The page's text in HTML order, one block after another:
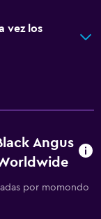
vez los
Angus
por momondo